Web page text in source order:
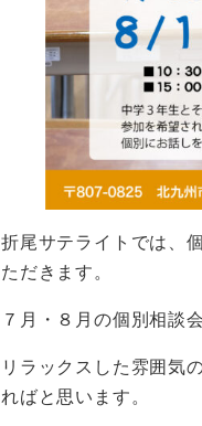
折尾サテライトでは、
ただきます。
７月・８月の個別相談
リラックスした雰囲気
ればと思います。